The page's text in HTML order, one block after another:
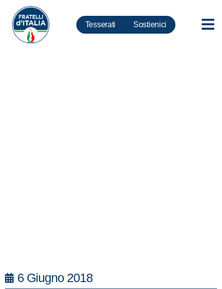
Tesserati Sostienici
6 Giugno 2018